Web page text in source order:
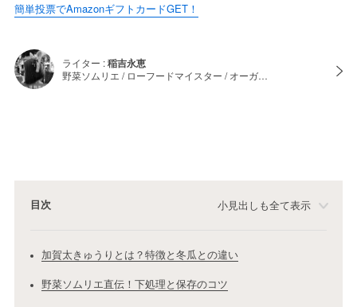
簡単投票でAmazonギフトカードGET！
ライター :稲吉永恵
野菜ソムリエ / ローフードマイスター / オーガ…
目次 小見出しも全て表示
加賀太きゅうりとは？特徴と冬瓜との違い
野菜ソムリエ直伝！下処理と保存のコツ